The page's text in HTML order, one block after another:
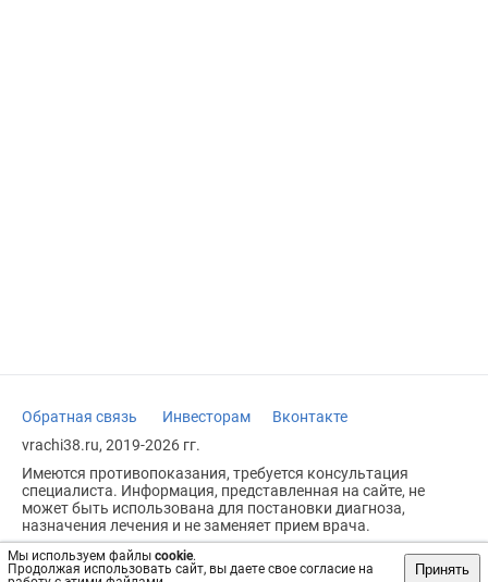
Мы используем файлы cookie.
Продолжая использовать сайт, вы даете свое согласие на
Принять
Обратная связь Инвесторам
Вконтакте
vrachi38.ru, 2019-2026 гг.
Имеются противопоказания, требуется консультация
специалиста. Информация, представленная на сайте, не
может быть использована для постановки диагноза,
назначения лечения и не заменяет прием врача.
Возрастное ограничение: 18+